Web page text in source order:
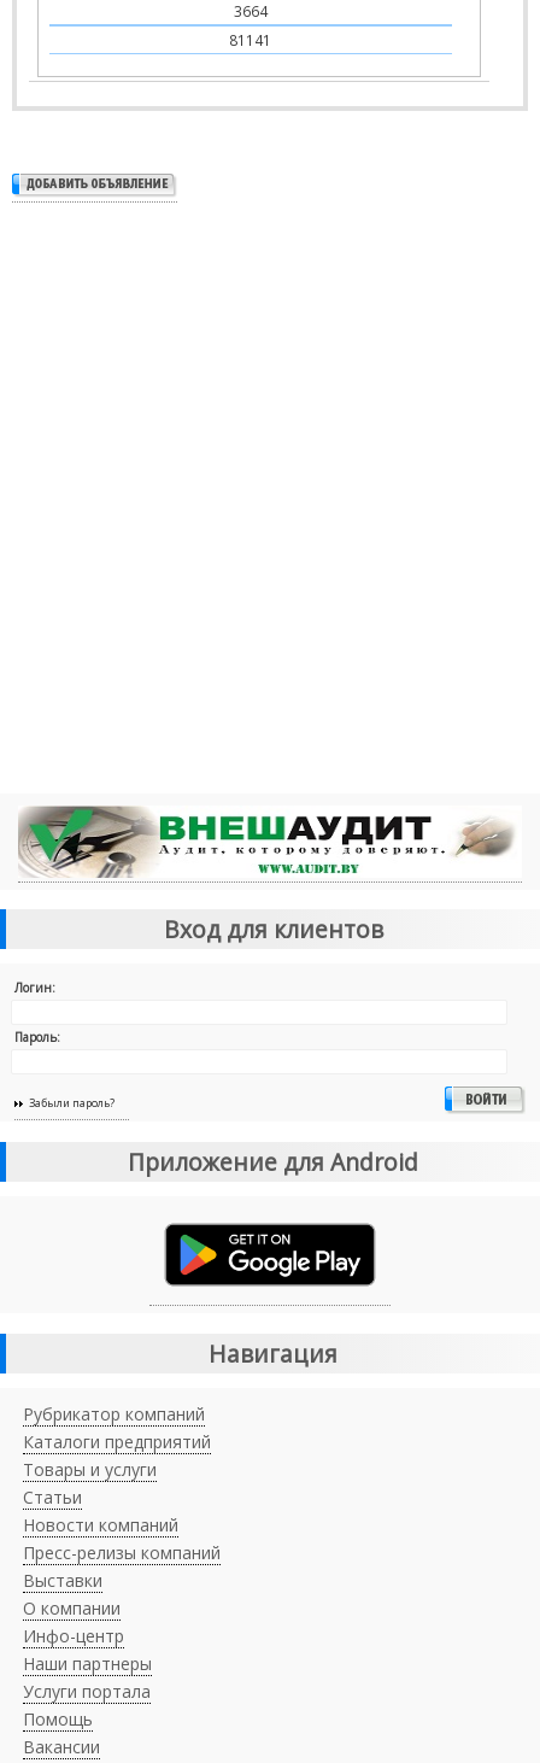
3664
81141
Вход для клиентов
Логин:
Пароль:
Забыли пароль?
Приложение для Android
Навигация
Рубрикатор компаний
Каталоги предприятий
Товары и услуги
Статьи
Новости компаний
Пресс-релизы компаний
Выставки
О компании
Инфо-центр
Наши партнеры
Услуги портала
Помощь
Вакансии